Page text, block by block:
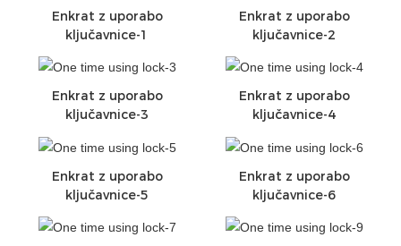
Enkrat z uporabo
ključavnice-1
Enkrat z uporabo
ključavnice-2
Enkrat z uporabo
ključavnice-3
Enkrat z uporabo
ključavnice-4
Enkrat z uporabo
ključavnice-5
Enkrat z uporabo
ključavnice-6